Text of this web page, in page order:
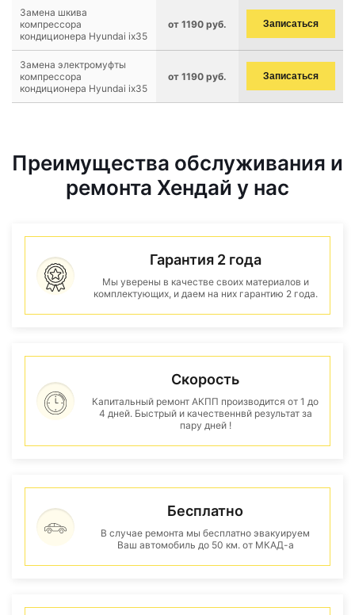
Замена шкива
компрессора
кондиционера Hyundai ix35
от 1190 руб. Записаться
Замена электромуфты
компрессора
кондиционера Hyundai ix35
от 1190 руб. Записаться
Преимущества обслуживания и
ремонта Хендай у нас
Гарантия 2 года
Мы уверены в качестве своих материалов и
комплектующих, и даем на них гарантию 2 года.
Скорость
Капитальный ремонт АКПП производится от 1 до
4 дней. Быстрый и качественнвй результат за
пару дней !
Бесплатно
В случае ремонта мы бесплатно эвакуируем
Ваш автомобиль до 50 км. от МКАД-а